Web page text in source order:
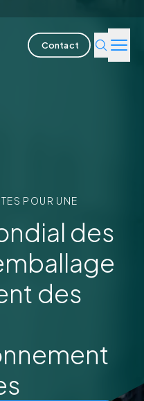
Contact
Media centerEvents
POUR UNE
des
des